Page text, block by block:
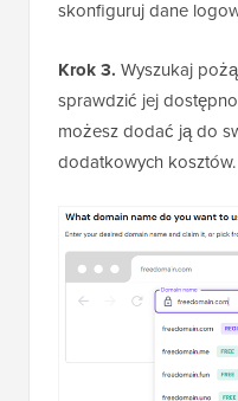
skonfiguruj dane
Krok 3. Wyszukaj
sprawdzić jej
możesz dodać ją do
dodatkowych kosztów.